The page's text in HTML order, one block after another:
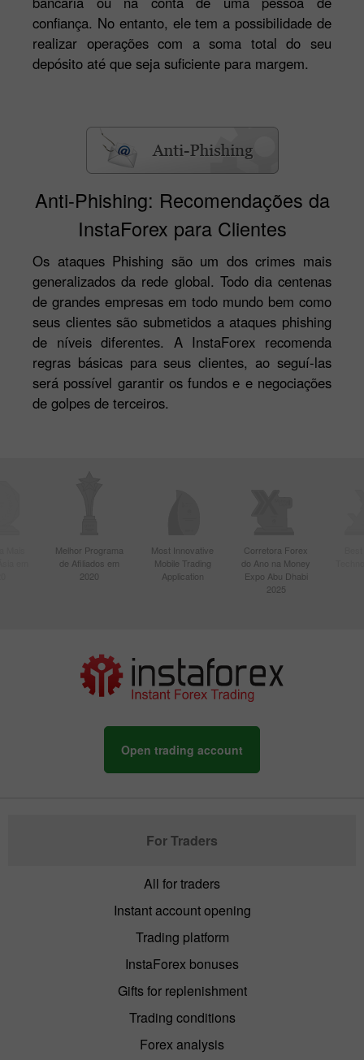
confiança. No entanto, ele tem a possibilidade de
realizar operações com a soma total do seu
depósito até que seja suficiente para margem.
Anti-Phishing: Recomendações da
InstaForex para Clientes
Os ataques Phishing são um dos crimes mais
generalizados da rede global. Todo dia centenas
de grandes empresas em todo mundo bem como
seus clientes são submetidos a ataques phishing
de níveis diferentes. A InstaForex recomenda
regras básicas para seus clientes, ao seguí-las
será possível garantir os fundos e e negociações
de golpes de terceiros.
Melhor Programa
de Afiliados em
2020
Most Innovative
Mobile Trading
Application
Corretora Forex
do Ano na Money
Expo Abu Dhabi
2025
Open trading account
For Traders
All for traders
Instant account opening
Trading platform
InstaForex bonuses
Gifts for replenishment
Trading conditions
Forex analysis